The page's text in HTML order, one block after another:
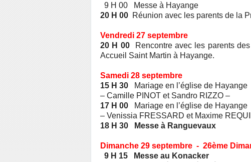
9 H 00 Messe à Hayange
20 H 00 Réunion avec les parents de la
Vendredi 27 septembre
20 H 00Rencontre avec les parents
Accueil Saint Martin à Hayange.
Samedi 28 septembre
15 H 30 Mariage en l’église de Hayange
– Camille PINOT et Sandro RIZZO –
17 H 00 Mariage en l’église de Hayange
– Venissia FRESSARD et Maxime
18 H 30 Messe à Ranguevaux
Dimanche 29 septembre - 26ème
9 H 15 Messe au Konacker